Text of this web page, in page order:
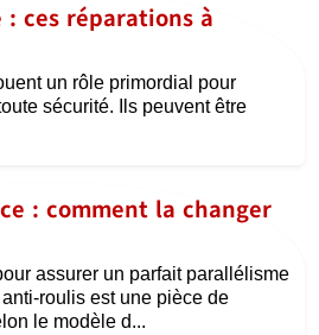
ces réparations à
un rôle primordial pour
sécurité. Ils peuvent être
: comment la changer
assurer un parfait parallélisme
roulis est une pièce de
le modèle d...